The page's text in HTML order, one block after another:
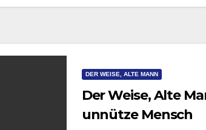
DER WEISE, ALTE MANN
Der Weise, Alte
unnütze Mensch